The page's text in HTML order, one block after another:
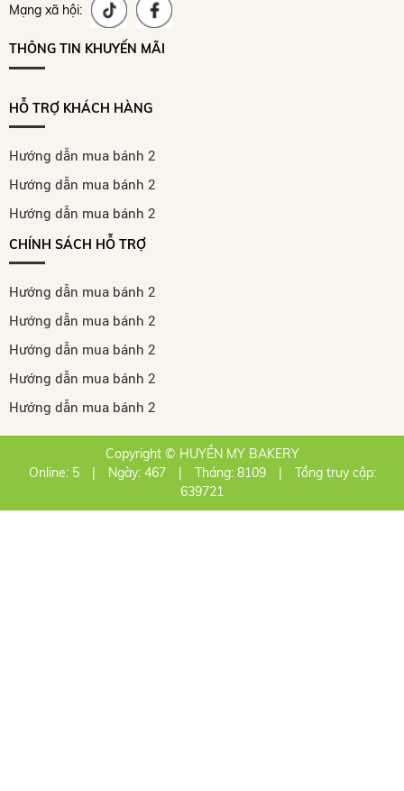
Mạng xã hội:
THÔNG TIN KHUYẾN MÃI
HỖ TRỢ KHÁCH HÀNG
Hướng dẫn mua bánh 2
Hướng dẫn mua bánh 2
Hướng dẫn mua bánh 2
CHÍNH SÁCH HỖ TRỢ
Hướng dẫn mua bánh 2
Hướng dẫn mua bánh 2
Hướng dẫn mua bánh 2
Hướng dẫn mua bánh 2
Hướng dẫn mua bánh 2
Copyright © HUYỀN MY BAKERY
Online: 5
| Ngày: 467 | Tháng: 8109 |
Tổng truy cập:
639721